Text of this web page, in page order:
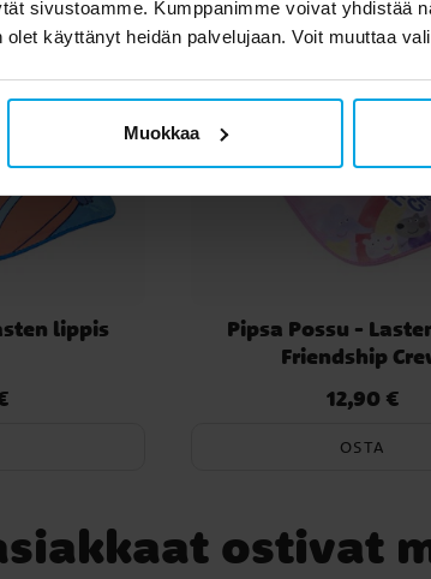
sivustoamme. Kumppanimme voivat yhdistää
käyttänyt heidän palvelujaan. Voit muuttaa
Muokkaa
lippis
€
Pipsa Possu -
Friendship
Hinta:12,90 €
12,90 €
OSTA
ostivat